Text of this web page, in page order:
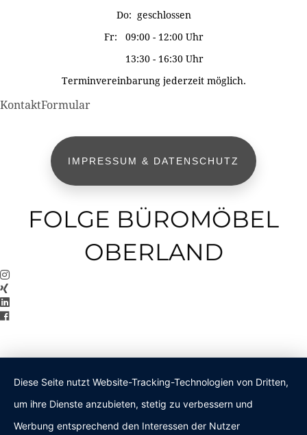
Do: geschlossen
Fr: 09:00 - 12:00 Uhr
13:30 - 16:30 Uhr
Terminvereinbarung jederzeit möglich.
KontaktFormular
IMPRESSUM & DATENSCHUTZ
FOLGE BÜROMÖBEL
OBERLAND
Diese Seite nutzt Website-Tracking-Technologien von Dritten,
um ihre Dienste anzubieten, stetig zu verbessern und
Werbung entsprechend den Interessen der Nutzer